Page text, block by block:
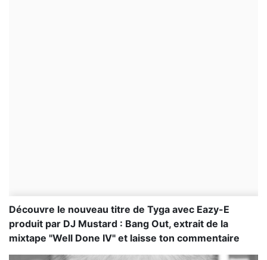
Découvre le nouveau titre de Tyga avec Eazy-E
produit par DJ Mustard : Bang Out, extrait de la
mixtape "Well Done IV" et laisse ton commentaire